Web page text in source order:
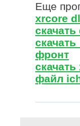
Еще
xrcore
фронт
файл